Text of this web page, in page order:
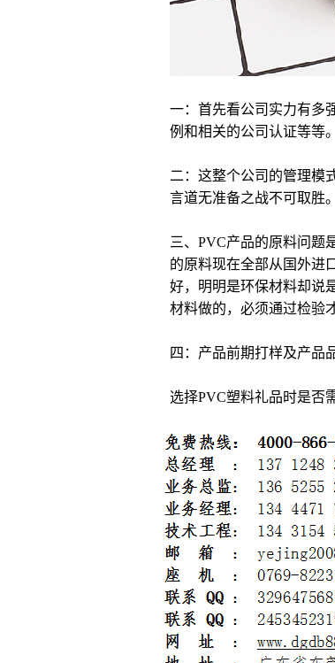
一：首先看公司实力有多
例和相关的公司认证等等。
二：这整个公司的管理模
言道无准备之战不可取胜。
三、PVC产品的原料问题
的原料现在全部从国外进
好，明明是环保材料却说
材料做的，必须通过检验
四：产品前期打样及产品
选择PVC塑料礼品时是否